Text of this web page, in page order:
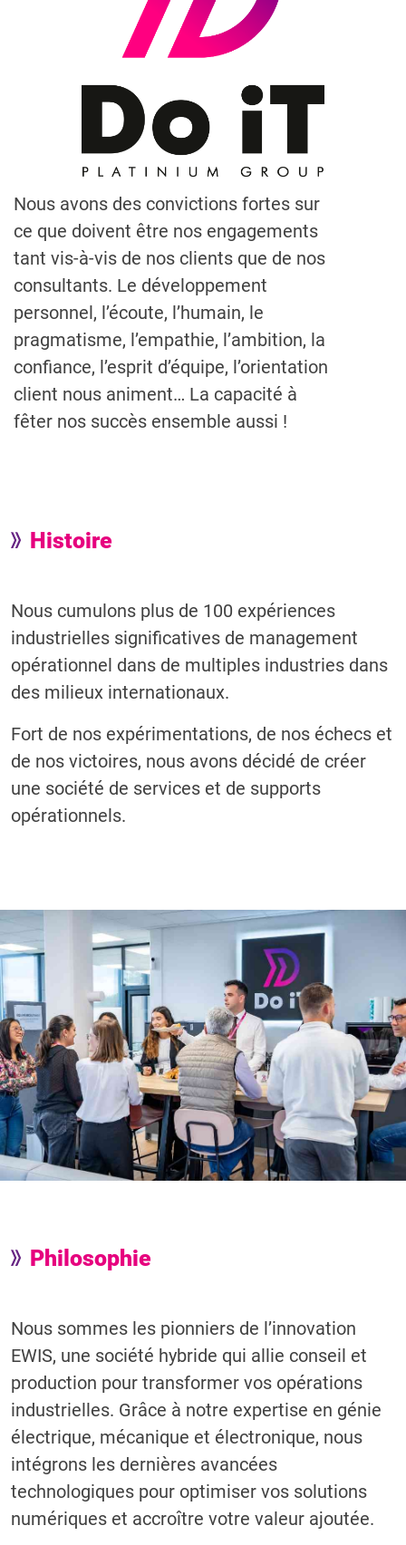
Nous avons des convictions fortes sur
ce que doivent être nos engagements
tant vis-à-vis de nos clients que de nos
consultants. Le développement
personnel, l’écoute, l’humain, le
pragmatisme, l’empathie, l’ambition, la
confiance, l’esprit d’équipe, l’orientation
client nous animent… La capacité à
fêter nos succès ensemble aussi !
Histoire
Nous cumulons plus de 100 expériences
industrielles significatives de management
opérationnel dans de multiples industries dans
des milieux internationaux.
Fort de nos expérimentations, de nos échecs et
de nos victoires, nous avons décidé de créer
une société de services et de supports
opérationnels.
Philosophie
Nous sommes les pionniers de l’innovation
EWIS, une société hybride qui allie conseil et
production pour transformer vos opérations
industrielles. Grâce à notre expertise en génie
électrique, mécanique et électronique, nous
intégrons les dernières avancées
technologiques pour optimiser vos solutions
numériques et accroître votre valeur ajoutée.